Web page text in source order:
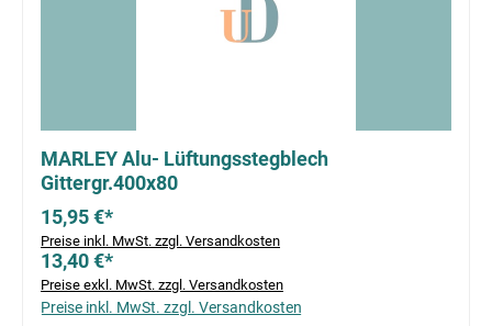
MARLEY Alu- Lüftungsstegblech
Gittergr.400x80
15,95 €*
Preise inkl. MwSt. zzgl. Versandkosten
13,40 €*
Preise exkl. MwSt. zzgl. Versandkosten
Preise inkl. MwSt. zzgl. Versandkosten